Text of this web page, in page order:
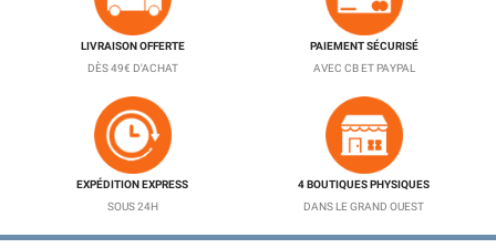
LIVRAISON OFFERTE
DÈS 49€ D'ACHAT
PAIEMENT SÉCURISÉ
AVEC CB ET PAYPAL
EXPÉDITION EXPRESS
SOUS 24H
4 BOUTIQUES PHYSIQUES
DANS LE GRAND OUEST